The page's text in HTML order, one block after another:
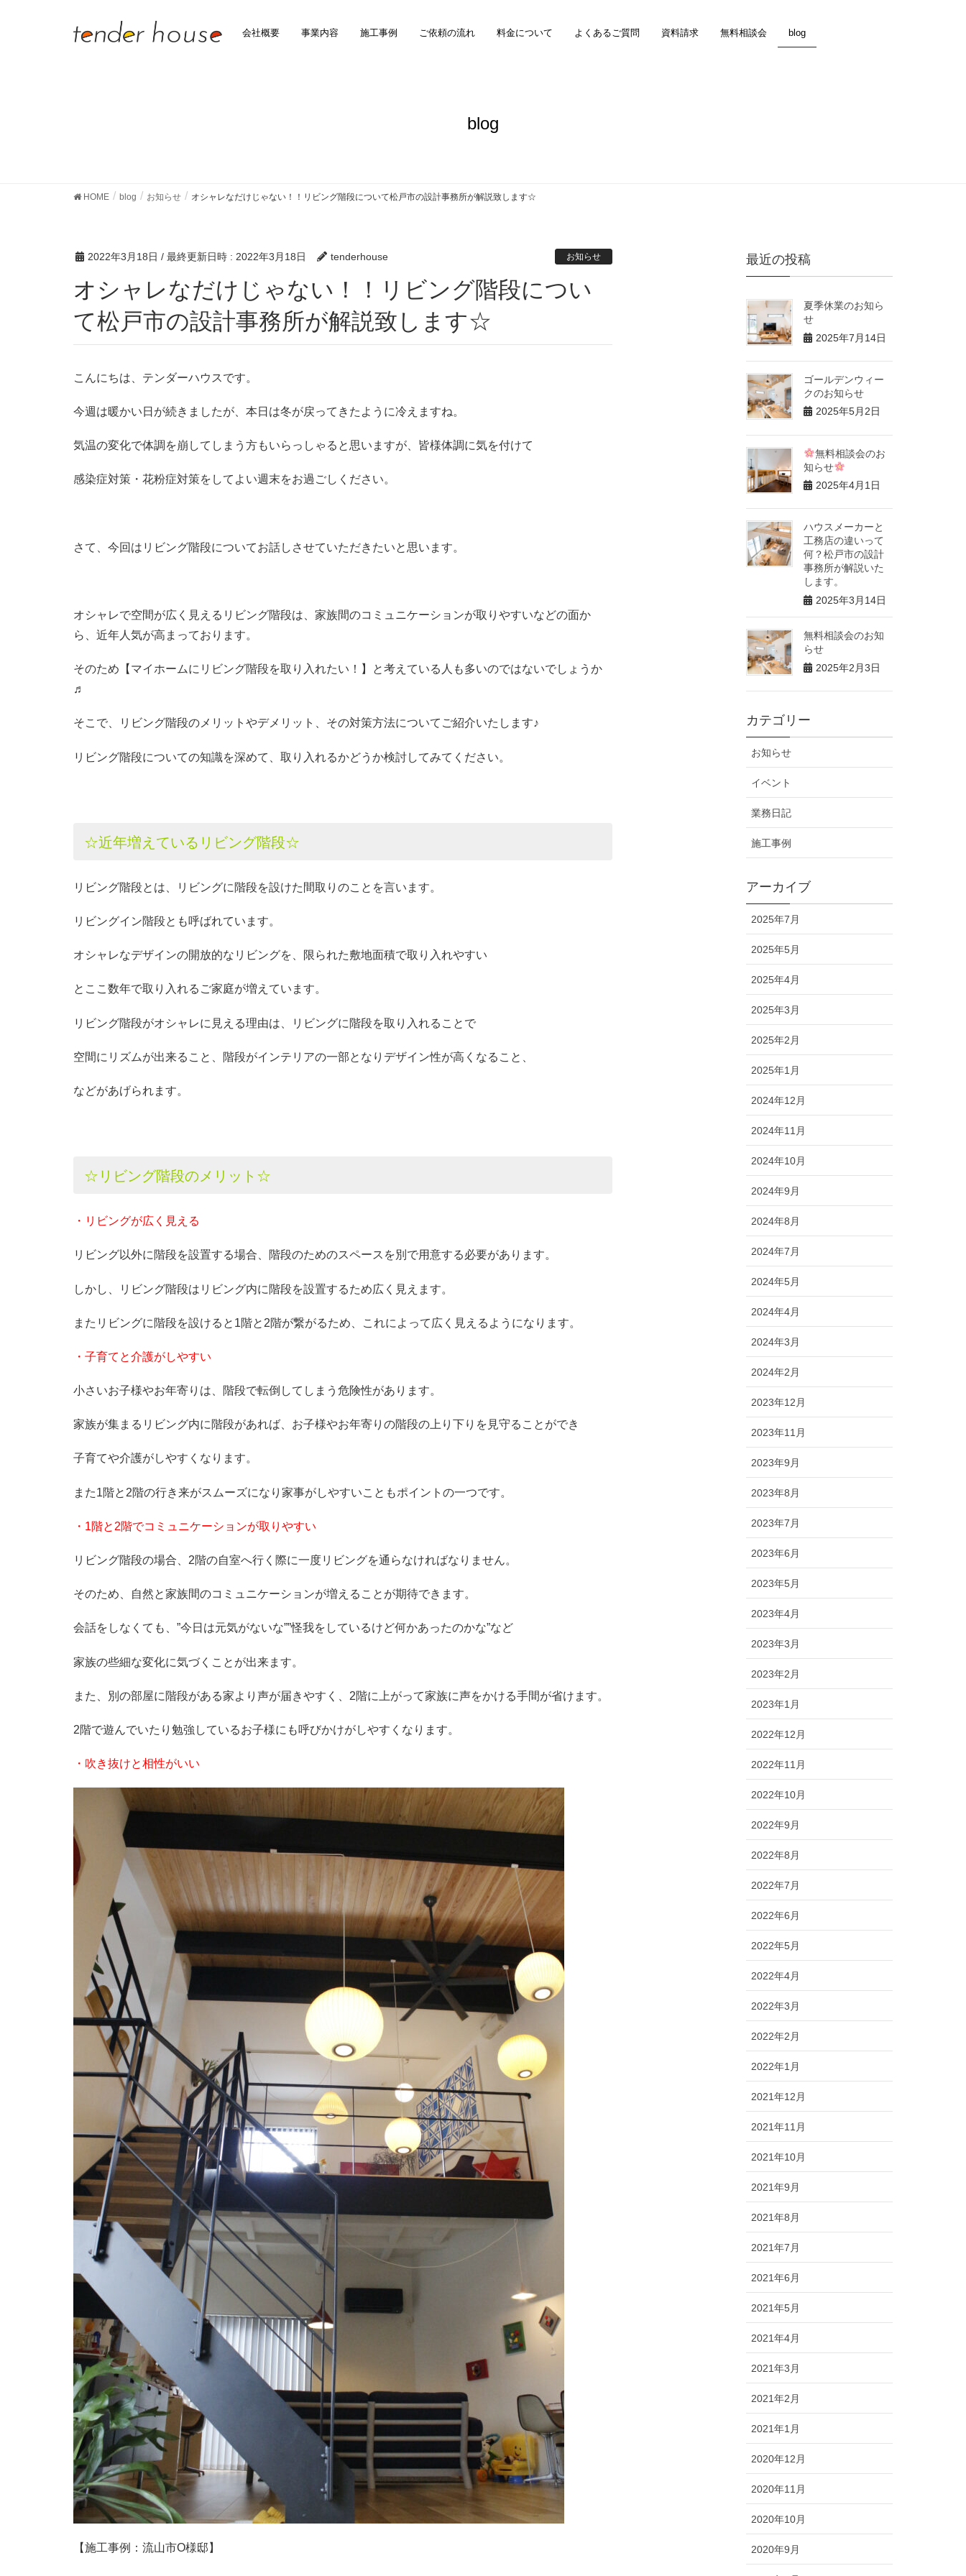
会社概要 事業内容 施工事例 ご依頼の流れ 料金について よくあるご質問 資料請求 無料相談会 blog
blog
HOME blog お知らせ オシャレなだけじゃない！！リビング階段について松戸市の設計事務所が解説致します☆
2022年3月18日 / 最終更新日時 : 2022年3月18日 tenderhouse お知らせ
オシャレなだけじゃない！！リビング階段につい
て松戸市の設計事務所が解説致します☆
こんにちは、テンダーハウスです。
今週は暖かい日が続きましたが、本日は冬が戻ってきたように冷えますね。
気温の変化で体調を崩してしまう方もいらっしゃると思いますが、皆様体調に気を付けて
感染症対策・花粉症対策をしてよい週末をお過ごしください。
さて、今回はリビング階段についてお話しさせていただきたいと思います。
オシャレで空間が広く見えるリビング階段は、家族間のコミュニケーションが取りやすいなどの面か
ら、近年人気が高まっております。
そのため【マイホームにリビング階段を取り入れたい！】と考えている人も多いのではないでしょうか
♬
そこで、リビング階段のメリットやデメリット、その対策方法についてご紹介いたします♪
リビング階段についての知識を深めて、取り入れるかどうか検討してみてください。
☆近年増えているリビング階段☆
リビング階段とは、リビングに階段を設けた間取りのことを言います。
リビングイン階段とも呼ばれています。
オシャレなデザインの開放的なリビングを、限られた敷地面積で取り入れやすい
とここ数年で取り入れるご家庭が増えています。
リビング階段がオシャレに見える理由は、リビングに階段を取り入れることで
空間にリズムが出来ること、階段がインテリアの一部となりデザイン性が高くなること、
などがあげられます。
☆リビング階段のメリット☆
・リビングが広く見える
リビング以外に階段を設置する場合、階段のためのスペースを別で用意する必要があります。
しかし、リビング階段はリビング内に階段を設置するため広く見えます。
またリビングに階段を設けると1階と2階が繋がるため、これによって広く見えるようになります。
・子育てと介護がしやすい
小さいお子様やお年寄りは、階段で転倒してしまう危険性があります。
家族が集まるリビング内に階段があれば、お子様やお年寄りの階段の上り下りを見守ることができ
子育てや介護がしやすくなります。
また1階と2階の行き来がスムーズになり家事がしやすいこともポイントの一つです。
・1階と2階でコミュニケーションが取りやすい
リビング階段の場合、2階の自室へ行く際に一度リビングを通らなければなりません。
そのため、自然と家族間のコミュニケーションが増えることが期待できます。
会話をしなくても、”今日は元気がないな””怪我をしているけど何かあったのかな”など
家族の些細な変化に気づくことが出来ます。
また、別の部屋に階段がある家より声が届きやすく、2階に上がって家族に声をかける手間が省けます。
2階で遊んでいたり勉強しているお子様にも呼びかけがしやすくなります。
・吹き抜けと相性がいい
【施工事例：流山市O様邸】
最近の投稿
夏季休業のお知ら
せ
2025年7月14日
ゴールデンウィー
クのお知らせ
2025年5月2日
無料相談会のお
知らせ
2025年4月1日
ハウスメーカーと
工務店の違いって
何？松戸市の設計
事務所が解説いた
します。
2025年3月14日
無料相談会のお知
らせ
2025年2月3日
カテゴリー
お知らせ
イベント
業務日記
施工事例
アーカイブ
2025年7月
2025年5月
2025年4月
2025年3月
2025年2月
2025年1月
2024年12月
2024年11月
2024年10月
2024年9月
2024年8月
2024年7月
2024年5月
2024年4月
2024年3月
2024年2月
2023年12月
2023年11月
2023年9月
2023年8月
2023年7月
2023年6月
2023年5月
2023年4月
2023年3月
2023年2月
2023年1月
2022年12月
2022年11月
2022年10月
2022年9月
2022年8月
2022年7月
2022年6月
2022年5月
2022年4月
2022年3月
2022年2月
2022年1月
2021年12月
2021年11月
2021年10月
2021年9月
2021年8月
2021年7月
2021年6月
2021年5月
2021年4月
2021年3月
2021年2月
2021年1月
2020年12月
2020年11月
2020年10月
2020年9月